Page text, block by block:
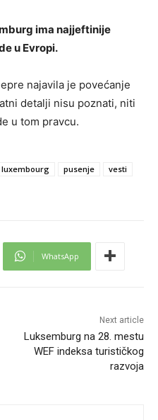
ima najjeftinije
u Evropi.
najavila je povećanje
detalji nisu poznati, niti
u tom pravcu.
luxembourg pusenje
vesti
WhatsApp
Next article
Luksemburg na 28. mestu
WEF indeksa turističkog
razvoja